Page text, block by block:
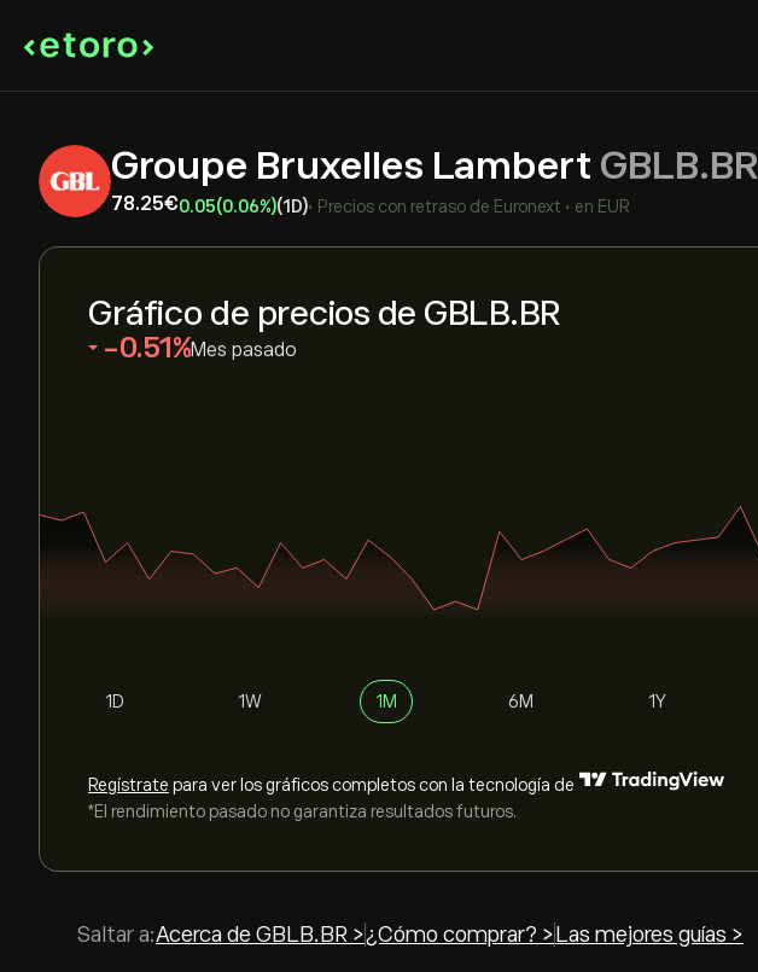
Groupe Bruxelles Lambert GBLB.BR
78.25‎€‎0.05(0.06%)(1D)• Precios con retraso de Euronext • en EUR
Gráfico de precios de GBLB.BR
‎-0.51‎ Mes pasado
1D 1W 1M 6M 1Y
Regístrate para ver los gráficos completos con la tecnología de
*El rendimiento pasado no garantiza resultados futuros.
Saltar a:Acerca de GBLB.BR >¿Cómo comprar? > Las mejores guías >